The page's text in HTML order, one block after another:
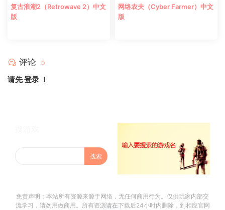
复古浪潮2（Retrowave 2）中文
版
网络农夫（Cyber Farmer）中文
版
评论 0
请先登录 ！
免责声明：本站所有资源来源于网络，无任何商用行为。仅供玩家内部交
流学习，请勿用做商用。所有资源请在下载后24小时内删除，到相应官网